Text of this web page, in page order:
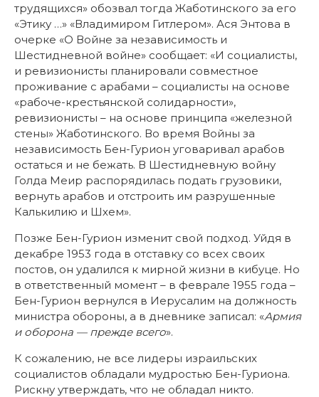
трудящихся» обозвал тогда Жаботинского за его
«Этику …» «Владимиром Гитлером». Ася Энтова в
очерке «О Войне за независимость и
Шестидневной войне» сообщает: «И социалисты,
и ревизионисты планировали совместное
проживание с арабами – социалисты на основе
«рабоче-крестьянской солидарности»,
ревизионисты – на основе принципа «железной
стены» Жаботинского. Во время Войны за
независимость Бен-Гурион уговаривал арабов
остаться и не бежать. В Шестидневную войну
Голда Меир распорядилась подать грузовики,
вернуть арабов и отстроить им разрушенные
Калькилию и Шхем».
Позже Бен-Гурион изменит свой подход. Уйдя в
декабре 1953 года в отставку со всех своих
постов, он удалился к мирной жизни в кибуце. Но
в ответственный момент – в феврале 1955 года –
Бен-Гурион вернулся в Иерусалим на должность
министра обороны, а в дневнике записал: «Армия
и оборона — прежде всего».
К сожалению, не все лидеры израильских
социалистов обладали мудростью Бен-Гуриона.
Рискну утверждать, что не обладал никто.